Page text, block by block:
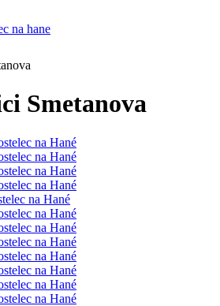
na hane
Smetanova
na Hané
na Hané
na Hané
na Hané
na Hané
na Hané
na Hané
na Hané
na Hané
na Hané
na Hané
na Hané